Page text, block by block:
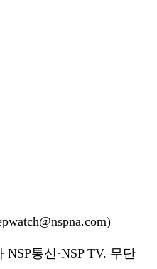
통신·NSP TV. 무단